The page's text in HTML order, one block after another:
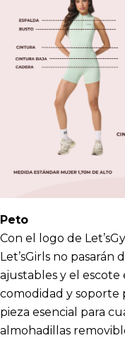
Peto
Con el logo de
Let’sGirls no pasarán
ajustables y el escote
comodidad y soporte
pieza esencial para
almohadillas